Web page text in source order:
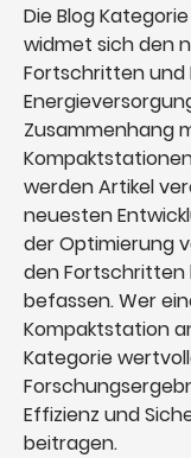
Die Blog
widmet sich den
Fortschritten und
Zusammenhang
werden Artikel
neuesten
der Optimierung
den Fortschritten
befassen. Wer
Kompaktstation
Kategorie
Effizienz und
beitragen.